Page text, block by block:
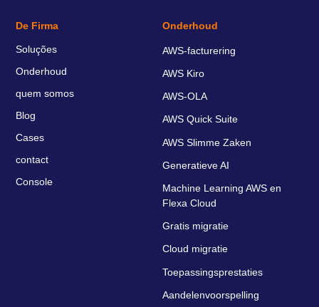
De Firma
Soluções
Onderhoud
quem somos
Blog
Cases
contact
Console
Onderhoud
AWS-facturering
AWS Kiro
AWS-OLA
AWS Quick Suite
AWS Slimme Zaken
Generatieve AI
Machine Learning AWS en
Flexa Cloud
Gratis migratie
Cloud migratie
Toepassingsprestaties
Aandelenvoorspelling